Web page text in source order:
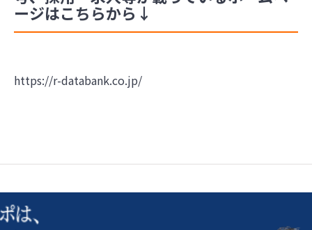
ージはこちらから↓
https://r-databank.co.jp/